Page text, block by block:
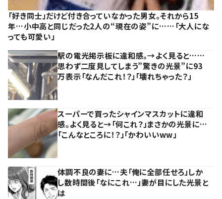
「好き同士」だけど付き合っていなかった男女。それから15
年…小中高と同じだった2人の“現在の姿”に……「大人にな
っても可愛い」
駅の電光掲示板に違和感。→よく見ると……
思わず二度見してしまう”驚きの光景”に93
万表示「なんだこれ！？」「壊れちゃった？」
スーパーで買ったシャインマスカットに違和
感。よく見ると→「何これ？」まさかの光景に…
「こんなところに！？」「かわいいww」
体調不良の妻に…夫「俺に全部任せろ」しか
し数時間後「なにこれ…」妻が目にした光景と
は